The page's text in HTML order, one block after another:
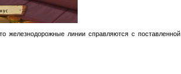
линии справляются с поставленной